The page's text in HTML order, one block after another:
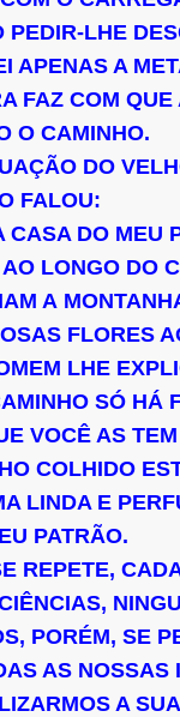
LHE
APENAS A
FAZ COM QUE
O CAMINHO.
DO
FALOU:
DO MEU
LONGO DO
A
FLORES
LHE
SÓ HÁ
VOCÊ AS
COLHIDO
LINDA E
PATRÃO.
REPETE,
PORÉM, SE
AS NOSSAS
A